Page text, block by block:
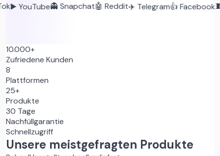
👻 Snapchat🤖 Reddit✈️ Telegram👍 Facebook🧵
10.000+
Zufriedene Kunden
8
Plattformen
25+
Produkte
30 Tage
Nachfüllgarantie
Schnellzugriff
Unsere meistgefragten Produkte